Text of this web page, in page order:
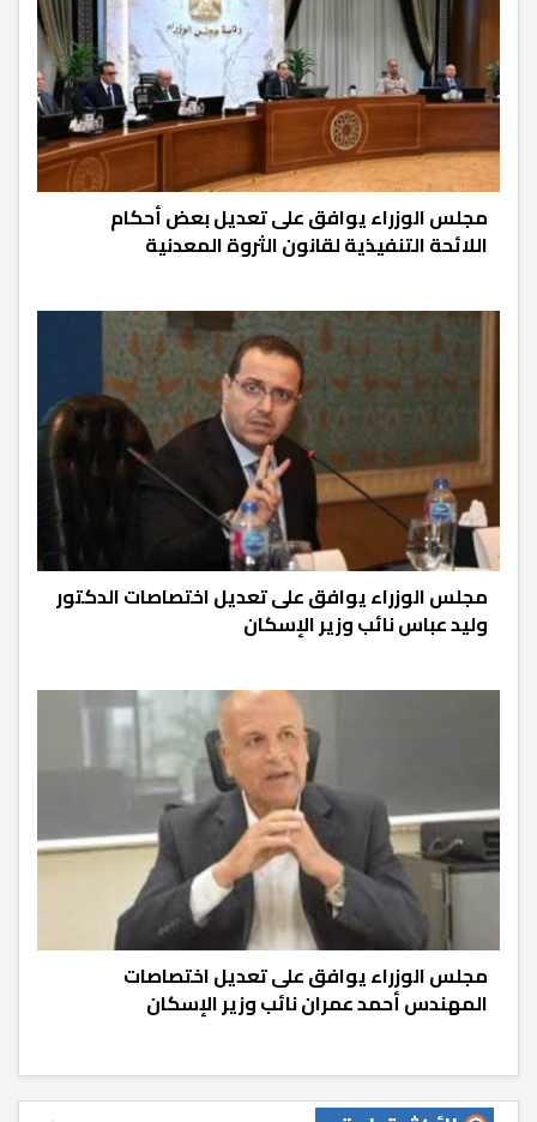
مجلس الوزراء يوافق على تعديل بعض أحكام
اللائحة التنفيذية لقانون الثروة المعدنية
مجلس الوزراء يوافق على تعديل اختصاصات الدكتور
وليد عباس نائب وزير الإسكان
مجلس الوزراء يوافق على تعديل اختصاصات
المهندس أحمد عمران نائب وزير الإسكان